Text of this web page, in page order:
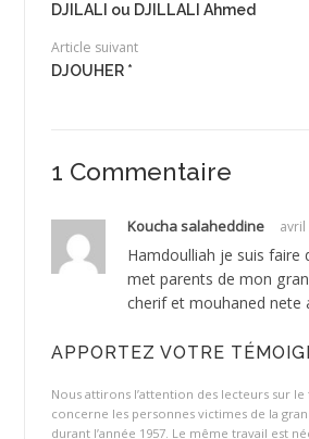
DJILALI ou DJILLALI Ahmed
Article suivant
DJOUHER *
1 Commentaire
Koucha salaheddine avril
Hamdoulliah je suis faire
met parents de mon
cherif et mouhaned nete
APPORTEZ VOTRE
Nous attirons l’attention des lecteurs sur le
concerne les personnes victimes de la
durant l’année 1957. Le même travail est